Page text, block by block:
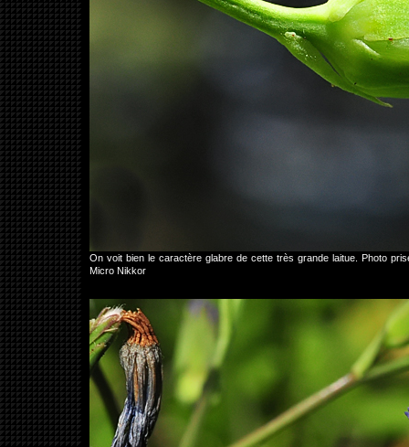
On voit bien le caractère glabre de cette très grande laitue. Photo
Micro Nikkor